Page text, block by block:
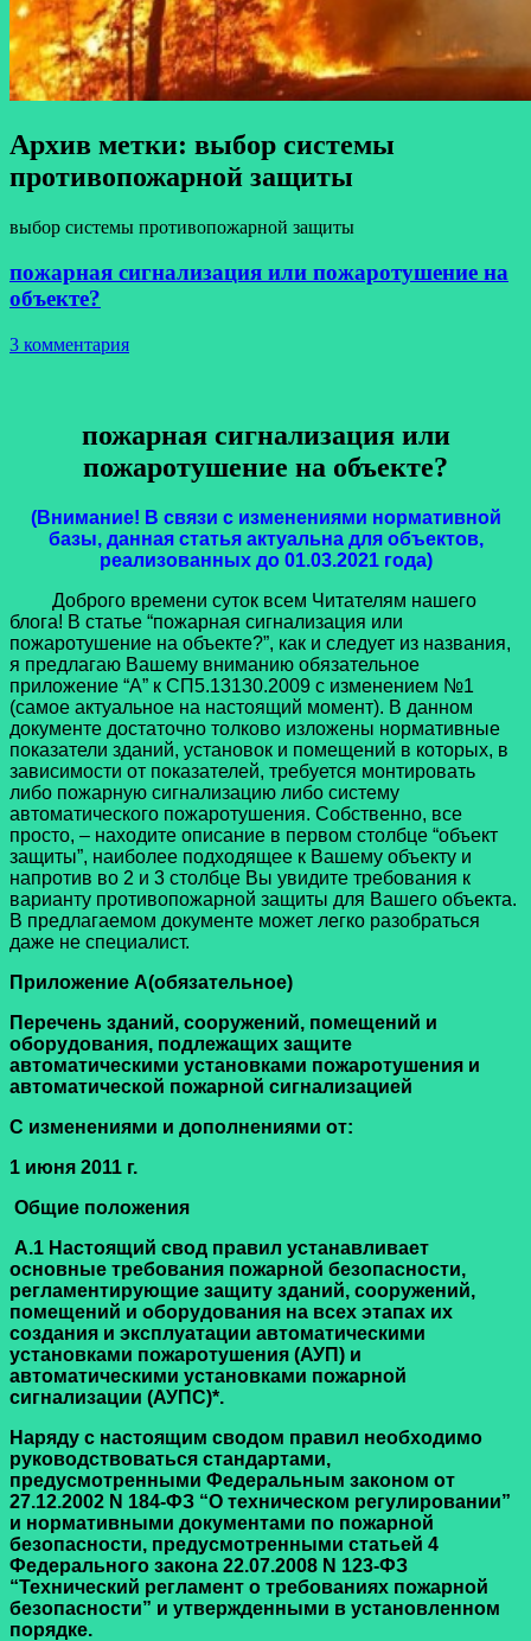
Архив метки: выбор системы
противопожарной защиты
выбор системы противопожарной защиты
пожарная сигнализация или пожаротушение на
объекте?
3 комментария
пожарная сигнализация или
пожаротушение на объекте?
(Внимание! В связи с изменениями нормативной
базы, данная статья актуальна для объектов,
реализованных до 01.03.2021 года)
Доброго времени суток всем Читателям нашего
блога! В статье “пожарная сигнализация или
пожаротушение на объекте?”, как и следует из названия,
я предлагаю Вашему вниманию обязательное
приложение “А” к СП5.13130.2009 с изменением №1
(самое актуальное на настоящий момент). В данном
документе достаточно толково изложены нормативные
показатели зданий, установок и помещений в которых, в
зависимости от показателей, требуется монтировать
либо пожарную сигнализацию либо систему
автоматического пожаротушения. Собственно, все
просто, – находите описание в первом столбце “объект
защиты”, наиболее подходящее к Вашему объекту и
напротив во 2 и 3 столбце Вы увидите требования к
варианту противопожарной защиты для Вашего объекта.
В предлагаемом документе может легко разобраться
даже не специалист.
Приложение А(обязательное)
Перечень зданий, сооружений, помещений и
оборудования, подлежащих защите
автоматическими установками пожаротушения и
автоматической пожарной сигнализацией
С изменениями и дополнениями от:
1 июня 2011 г.
Общие положения
А.1 Настоящий свод правил устанавливает
основные требования пожарной безопасности,
регламентирующие защиту зданий, сооружений,
помещений и оборудования на всех этапах их
создания и эксплуатации автоматическими
установками пожаротушения (АУП) и
автоматическими установками пожарной
сигнализации (АУПС)*.
Наряду с настоящим сводом правил необходимо
руководствоваться стандартами,
предусмотренными Федеральным законом от
27.12.2002 N 184-ФЗ “О техническом регулировании”
и нормативными документами по пожарной
безопасности, предусмотренными статьей 4
Федерального закона 22.07.2008 N 123-ФЗ
“Технический регламент о требованиях пожарной
безопасности” и утвержденными в установленном
порядке.